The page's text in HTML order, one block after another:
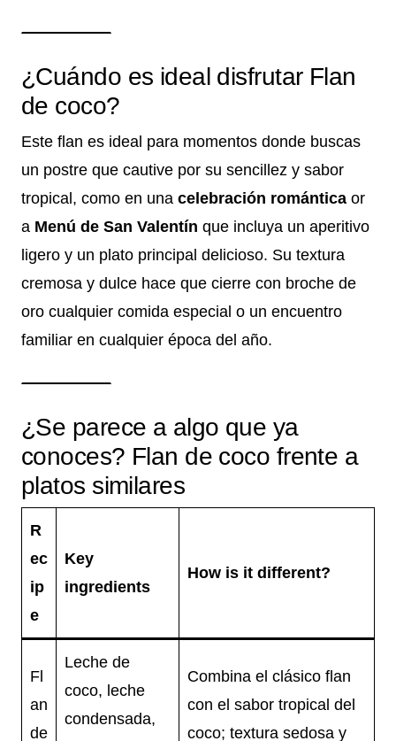
¿Cuándo es ideal disfrutar Flan
de coco?
Este flan es ideal para momentos donde buscas
un postre que cautive por su sencillez y sabor
tropical, como en una celebración romántica or
a Menú de San Valentín que incluya un aperitivo
ligero y un plato principal delicioso. Su textura
cremosa y dulce hace que cierre con broche de
oro cualquier comida especial o un encuentro
familiar en cualquier época del año.
¿Se parece a algo que ya
conoces? Flan de coco frente a
platos similares
R
ec
ip
e
Key
ingredients
How is it different?
Fl
an
de
Leche de
coco, leche
condensada,
Combina el clásico flan
con el sabor tropical del
coco; textura sedosa y